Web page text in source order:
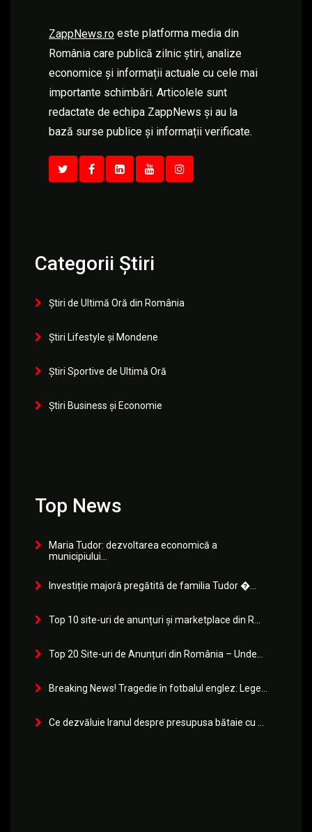
ZappNews.ro este platforma media din
România care publică zilnic știri, analize
economice și informații actuale cu cele mai
importante schimbări. Articolele sunt
redactate de echipa ZappNews și au la
bază surse publice și informații verificate.
Categorii Știri
Știri de Ultimă Oră din România
Știri Lifestyle și Mondene
Știri Sportive de Ultimă Oră
Știri Business și Economie
Top News
Maria Tudor: dezvoltarea economică a
municipiului...
Investiție majoră pregătită de familia Tudor �...
Top 10 site-uri de anunțuri și marketplace din R...
Top 20 Site-uri de Anunțuri din România – Unde...
Breaking News! Tragedie în fotbalul englez: Lege...
Ce dezvăluie Iranul despre presupusa bătaie cu ...